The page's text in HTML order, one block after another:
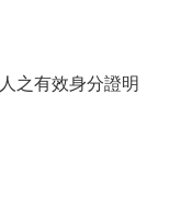
之有效身分證明